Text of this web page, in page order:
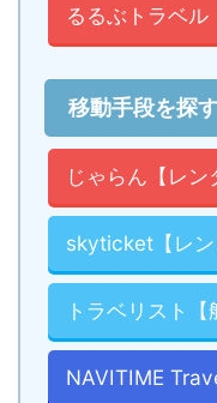
るるぶトラベル
移動手段を探
じゃらん【レン
skyticket【レン
トラベリスト【
NAVITIME